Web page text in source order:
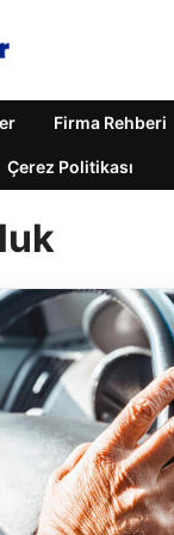
Firma Rehberi
Çerez Politikası